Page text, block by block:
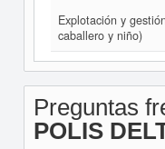
Explotación y
caballero y niño)
Preguntas
POLIS